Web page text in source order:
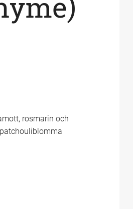
rosmarin och